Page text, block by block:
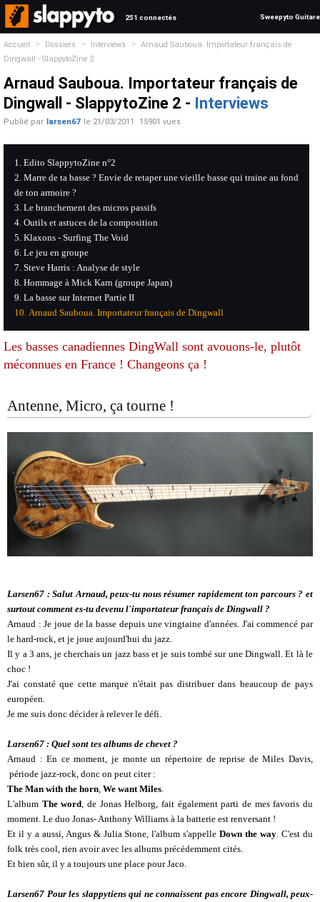
251 connectés Sweepyto Guitare
Accueil > Dossiers > Interviews >
Arnaud Sauboua. Importateur français de
Dingwall - SlappytoZine 2
Arnaud Sauboua. Importateur français de
Dingwall - SlappytoZine 2 - Interviews
Publié par larsen67 le 21/03/2011 15901 vues
Edito SlappytoZine n°2
Marre de ta basse ? Envie de retaper une vieille basse qui traine au fond
de ton armoire ?
Le branchement des micros passifs
Outils et astuces de la composition
Klaxons - Surfing The Void
Le jeu en groupe
Steve Harris : Analyse de style
Hommage à Mick Karn (groupe Japan)
La basse sur Internet Partie II
Arnaud Sauboua. Importateur français de Dingwall
Les basses canadiennes DingWall sont avouons-le, plutôt
méconnues en France ! Changeons ça !
Antenne, Micro, ça tourne !
Larsen67 : Salut Arnaud, peux-tu nous résumer rapidement ton parcours ? et
surtout comment es-tu devenu l'importateur français de Dingwall ?
Arnaud : Je joue de la basse depuis une vingtaine d'années. J'ai commencé par
le hard-rock, et je joue aujourd'hui du jazz.
Il y a 3 ans, je cherchais un jazz bass et je suis tombé sur une Dingwall. Et là le
choc !
J'ai constaté que cette marque n'était pas distribuer dans beaucoup de pays
européen.
Je me suis donc décider à relever le défi.
Larsen67 : Quel sont tes albums de chevet ?
Arnaud : En ce moment, je monte un répertoire de reprise de Miles Davis,
période jazz-rock, donc on peut citer :
The Man with the horn We want Miles
L'album The word , de Jonas Helborg, fait également parti de mes favoris du
moment. Le duo Jonas- Anthony Williams à la batterie est renversant !
Et il y a aussi, Angus & Julia Stone, l'album s'appelleDown the way . C'est du
folk très cool, rien avoir avec les albums précédemment cités.
Et bien sûr, il y a toujours une place pour Jaco.
Larsen67 Pour les slappytiens qui ne connaissent pas encore Dingwall, peux-